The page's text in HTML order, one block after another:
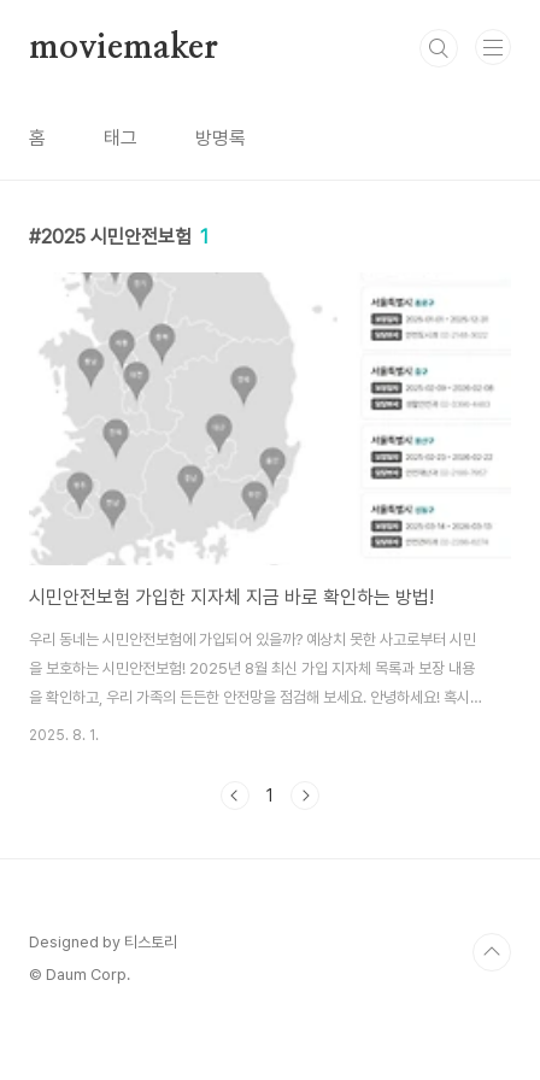
moviemaker
홈 태그 방명록
2025 시민안전보험 1
시민안전보험 가입한 지자체 지금 바로 확인하는 방법!
우리 동네는 시민안전보험에 가입되어 있을까? 예상치 못한 사고로부터 시민
을 보호하는 시민안전보험! 2025년 8월 최신 가입 지자체 목록과 보장 내용
을 확인하고, 우리 가족의 든든한 안전망을 점검해 보세요. 안녕하세요! 혹시
'시민안전보험'에 대해 들어보셨나요? 재난이나 사고가 발생했을 때, 우리 가족
자체에 살고 있다면 자동으로 보장되는 아주 좋은 제도예요. 저희 동네도 혹시
2025. 8. 1.
1
Designed by 티스토리
© Daum Corp.